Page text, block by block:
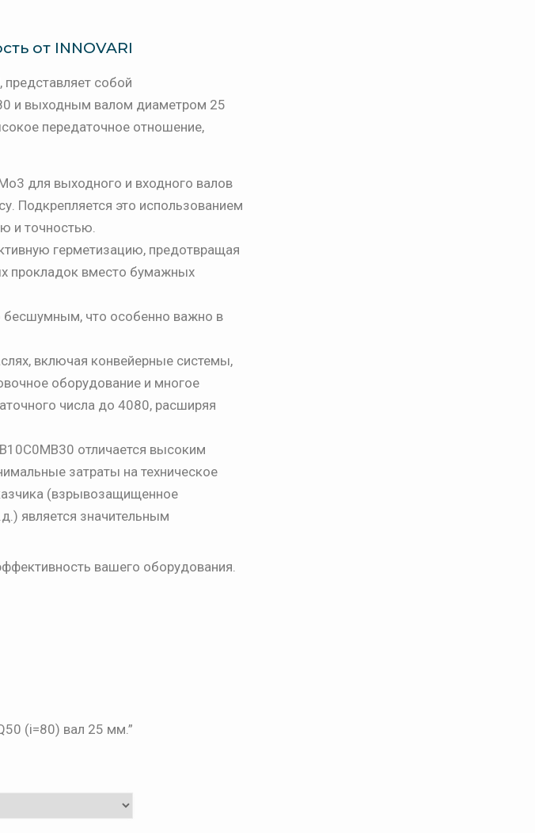
от INNOVARI
собой
и выходным валом диаметром 25
передаточное отношение,
для выходного и входного валов
Подкрепляется это использованием
и точностью.
герметизацию, предотвращая
прокладок вместо бумажных
бесшумным, что особенно важно в
включая конвейерные системы,
оборудование и многое
числа до 4080, расширяя
отличается высоким
затраты на техническое
(взрывозащищенное
является значительным
вашего оборудования.
(i=80) вал 25 мм.”